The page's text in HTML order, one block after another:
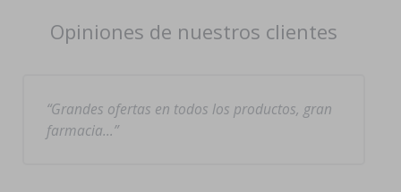
Opiniones de nuestros clientes
Grandes ofertas en todos los productos, gran
farmacia…